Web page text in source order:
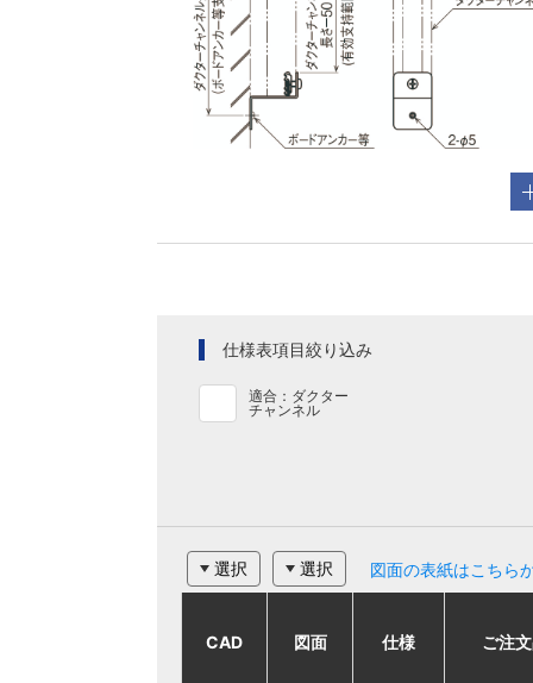
仕様表項目絞り込み
適合：ダクター
チャンネル
選択 選択 図面の表紙はこちら
CAD 図面 仕様 ご注文品番
CAD 図面 仕様 ご注
CAD 図面 仕様 ご注文品番
CAD 図面 仕様 ご注